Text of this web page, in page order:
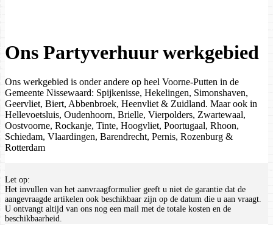
Ons Partyverhuur werkgebied
Ons werkgebied is onder andere op heel Voorne-Putten in de
Gemeente Nissewaard: Spijkenisse, Hekelingen, Simonshaven,
Geervliet, Biert, Abbenbroek, Heenvliet & Zuidland. Maar ook in
Hellevoetsluis, Oudenhoorn, Brielle, Vierpolders, Zwartewaal,
Oostvoorne, Rockanje, Tinte, Hoogvliet, Poortugaal, Rhoon,
Schiedam, Vlaardingen, Barendrecht, Pernis, Rozenburg &
Rotterdam
Let op:
Het invullen van het aanvraagformulier geeft u niet de garantie dat de
aangevraagde artikelen ook beschikbaar zijn op de datum die u aan vraagt.
U ontvangt altijd van ons nog een mail met de totale kosten en de
beschikbaarheid.